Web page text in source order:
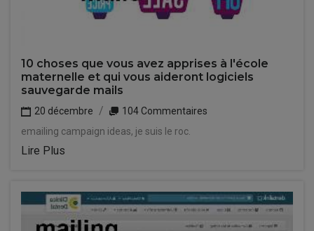
10 choses que vous avez apprises à l'école
maternelle et qui vous aideront logiciels
sauvegarde mails
20 décembre
104 Commentaires
emailing campaign ideas, je suis le roc.
Lire Plus